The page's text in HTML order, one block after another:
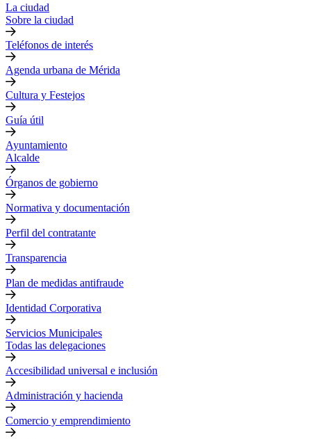
La ciudad
Sobre la ciudad
Teléfonos de interés
Agenda urbana de Mérida
Cultura y Festejos
Guía útil
Ayuntamiento
Alcalde
Órganos de gobierno
Normativa y documentación
Perfil del contratante
Transparencia
Plan de medidas antifraude
Identidad Corporativa
Servicios Municipales
Todas las delegaciones
Accesibilidad universal e inclusión
Administración y hacienda
Comercio y emprendimiento